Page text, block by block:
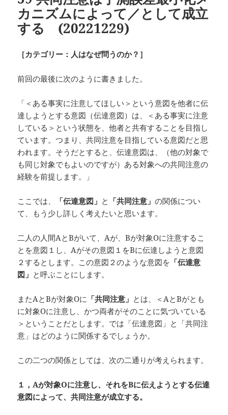
カニズムによって／として成立
する (20221229)
［カテゴリー：人はなぜ問うのか？］
前回の最後に次のように書きました。
「＜ある事実に注意してほしい＞という意図を他者に伝
達しようとする意図（伝達意図）は、＜ある事実に注意
している＞という状態を、他者と共有することを目指し
ています。つまり、共同注意を目指している意図だと思
われます。そうだとすると、伝達意図は、（他の対象で
も同じ対象でもよいのですが）ある対象への共同注意の
経験を前提します。」
ここでは、 「伝達意図」 と 「共同注意」の関係につい
て、もう少し詳しく考えたいと思います。
二人の人間AとBがいて、Aが、Bが対象Oに注意するこ
とを意図１し、Aがその意図１をBに伝達しようと意図
２するとします。この意図２のような意図を 「伝達意
図」 と呼ぶことにします。
またAとBが対象Oに 「共同注意」 とは、＜AとBがとも
に対象Oに注意し、かつ両者がそのことに気づいている
＞ということだとします。では「伝達意図」と「共同注
意」はどのように関係するでしょうか。
この二つの関係としては、次の二通りが考えられます。
１，Aが対象Oに注意し、それをBに伝えようとする伝達
意図によって、共同注意が成立する。